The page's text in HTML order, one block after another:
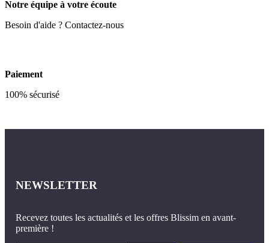
Notre équipe à votre écoute
Besoin d'aide ? Contactez-nous
Paiement
100% sécurisé
NEWSLETTER
Recevez toutes les actualités et les offres Blissim en avant-
première !